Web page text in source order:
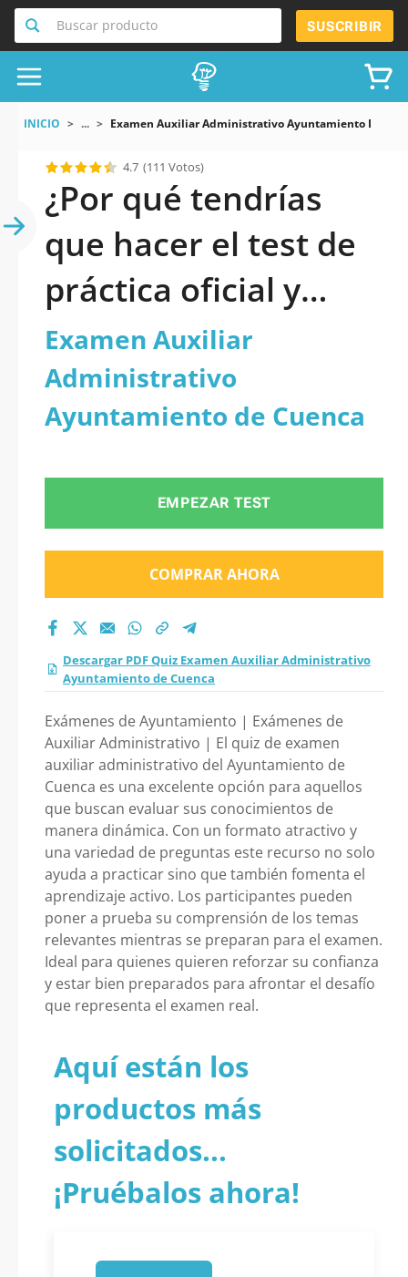
Buscar producto SUSCRIBIR
INICIO ... Examen Auxiliar Administrativo Ayuntamiento De
4.7 (111 Votos)
¿Por qué tendrías
que hacer el test de
práctica oficial y
actualizado de
Examen Auxiliar
Administrativo
Ayuntamiento de
Cuenca 2026?
Examen Auxiliar
Administrativo
Ayuntamiento de Cuenca
EMPEZAR TEST
COMPRAR AHORA
Descargar PDF Quiz Examen Auxiliar Administrativo
Ayuntamiento de Cuenca
Exámenes de Ayuntamiento | Exámenes de
Auxiliar Administrativo | El quiz de examen
auxiliar administrativo del Ayuntamiento de
Cuenca es una excelente opción para aquellos
que buscan evaluar sus conocimientos de
manera dinámica. Con un formato atractivo y
una variedad de preguntas este recurso no solo
ayuda a practicar sino que también fomenta el
aprendizaje activo. Los participantes pueden
poner a prueba su comprensión de los temas
relevantes mientras se preparan para el examen.
Ideal para quienes quieren reforzar su confianza
y estar bien preparados para afrontar el desafío
que representa el examen real.
Aquí están los
productos más
solicitados...
¡Pruébalos ahora!